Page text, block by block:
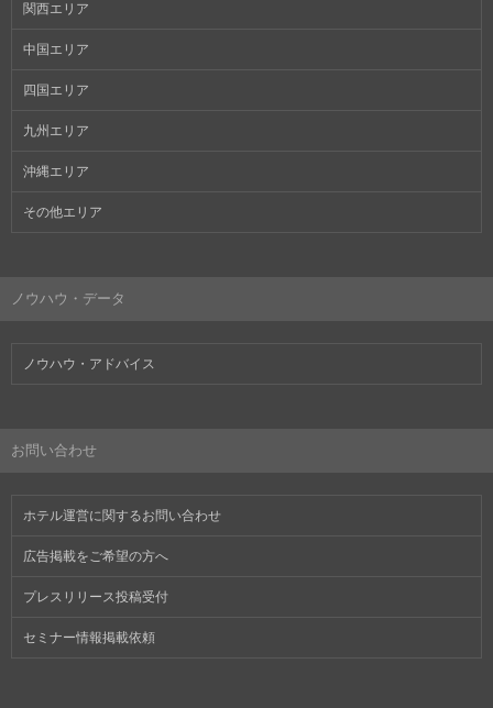
関西エリア
中国エリア
四国エリア
九州エリア
沖縄エリア
その他エリア
ノウハウ・データ
ノウハウ・アドバイス
お問い合わせ
ホテル運営に関するお問い合わせ
広告掲載をご希望の方へ
プレスリリース投稿受付
セミナー情報掲載依頼